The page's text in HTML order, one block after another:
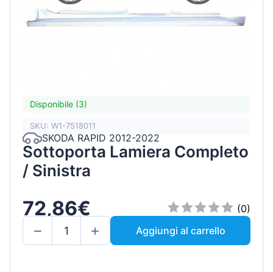
Disponibile (3)
SKU: W1-7518011
SKODA RAPID 2012-2022
Sottoporta Lamiera Completo
/ Sinistra
72,86€
(0)
Aggiungi al carrello